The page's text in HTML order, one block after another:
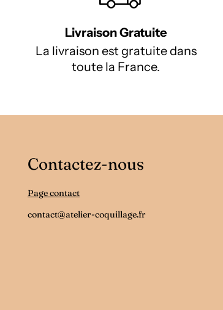
Livraison Gratuite
La livraison est gratuite dans
toute la France.
Contactez-nous
Page contact
contact@atelier-coquillage.fr